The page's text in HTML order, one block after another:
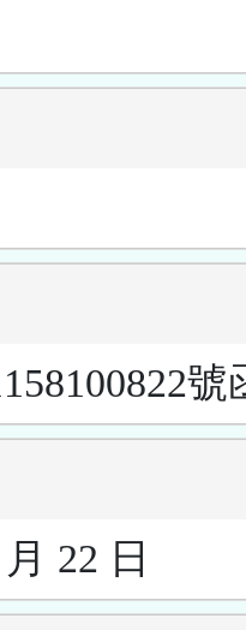
號
22 日